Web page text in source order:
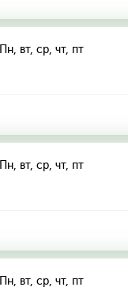
Пн, вт, ср, чт, пт
Пн, вт, ср, чт, пт
Пн, вт, ср, чт, пт